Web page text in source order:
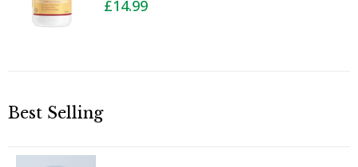
£14.99
Best Selling